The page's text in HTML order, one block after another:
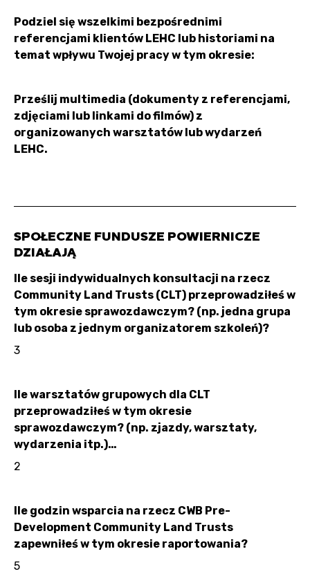
Podziel się wszelkimi bezpośrednimi
referencjami klientów LEHC lub historiami na
temat wpływu Twojej pracy w tym okresie:
Prześlij multimedia (dokumenty z referencjami,
zdjęciami lub linkami do filmów) z
organizowanych warsztatów lub wydarzeń
LEHC.
SPOŁECZNE FUNDUSZE POWIERNICZE
DZIAŁAJĄ
Ile sesji indywidualnych konsultacji na rzecz
Community Land Trusts (CLT) przeprowadziłeś w
tym okresie sprawozdawczym? (np. jedna grupa
lub osoba z jednym organizatorem szkoleń)?
3
Ile warsztatów grupowych dla CLT
przeprowadziłeś w tym okresie
sprawozdawczym? (np. zjazdy, warsztaty,
wydarzenia itp.)…
2
Ile godzin wsparcia na rzecz CWB Pre-
Development Community Land Trusts
zapewniłeś w tym okresie raportowania?
5